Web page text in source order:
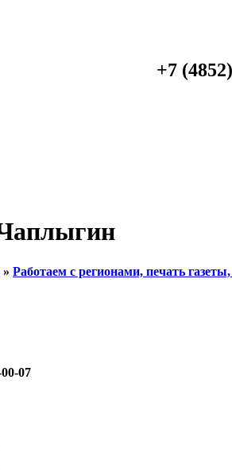
+7
» Работаем с регионами, печать
07